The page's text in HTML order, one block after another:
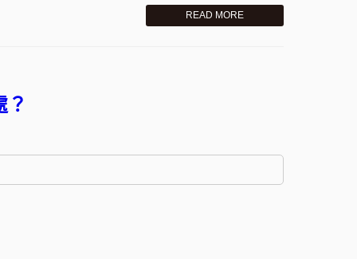
READ MORE
？